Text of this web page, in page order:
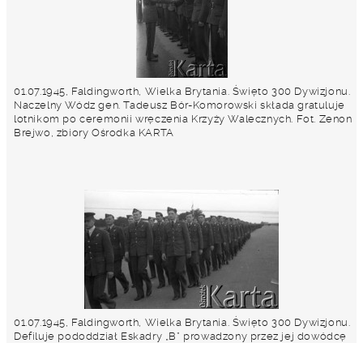
01.07.1945, Faldingworth, Wielka Brytania. Święto 300 Dywizjonu.
Naczelny Wódz gen. Tadeusz Bór-Komorowski składa gratuluje
lotnikom po ceremonii wręczenia Krzyży Walecznych. Fot. Zenon
Brejwo, zbiory Ośrodka KARTA
01.07.1945, Faldingworth, Wielka Brytania. Święto 300 Dywizjonu.
Defiluje pododdział Eskadry „B” prowadzony przez jej dowódcę